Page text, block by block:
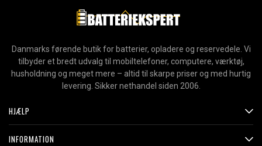
Danmarks førende butik for batterier, opladere og reservedele. Vi
tilbyder et bredt udvalg til mobiltelefoner, computere, værktøj,
husholdning og meget mere – altid til skarpe priser og med hurtig
levering. Sikker nethandel siden 2006.
HJÆLP
INFORMATION